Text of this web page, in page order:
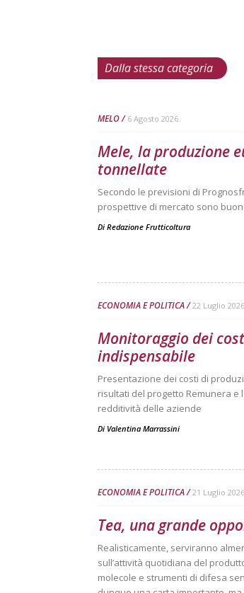
Dalla stessa categoria
MELO 6 Agosto 2026
Mele, la produzione
tonnellate
Secondo le previsioni di
prospettive di mercato sono
Di Redazione Frutticoltura
ECONOMIA E POLITICA 22 Luglio 2026
Monitoraggio dei
indispensabile
Presentazione dei costi di
risultati del progetto Remunera e
redditività delle aziende
Di Valentina Marrassini
ECONOMIA E POLITICA 21 Luglio 2026
Tea, una grande
Realisticamente, serviranno
sull’attività quotidiana del
molecole e strumenti di difesa